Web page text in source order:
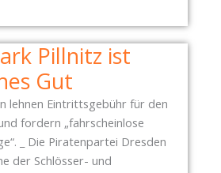
T
Z
T
Pillnitz ist
Gut
lehnen Eintrittsgebühr für den
fordern „fahrscheinlose
_ Die Piratenpartei Dresden
der Schlösser- und